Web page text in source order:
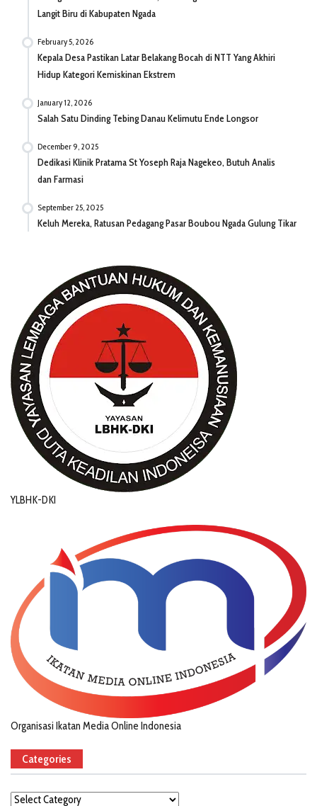
Langit Biru di Kabupaten Ngada
February 5, 2026
Kepala Desa Pastikan Latar Belakang Bocah di NTT Yang Akhiri
Hidup Kategori Kemiskinan Ekstrem
January 12, 2026
Salah Satu Dinding Tebing Danau Kelimutu Ende Longsor
December 9, 2025
Dedikasi Klinik Pratama St Yoseph Raja Nagekeo, Butuh Analis
dan Farmasi
September 25, 2025
Keluh Mereka, Ratusan Pedagang Pasar Boubou Ngada Gulung Tikar
YLBHK-DKI
Organisasi Ikatan Media Online Indonesia
Categories
Categories